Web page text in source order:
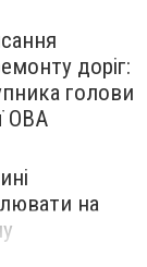
доріг:
голови
ОВА
на